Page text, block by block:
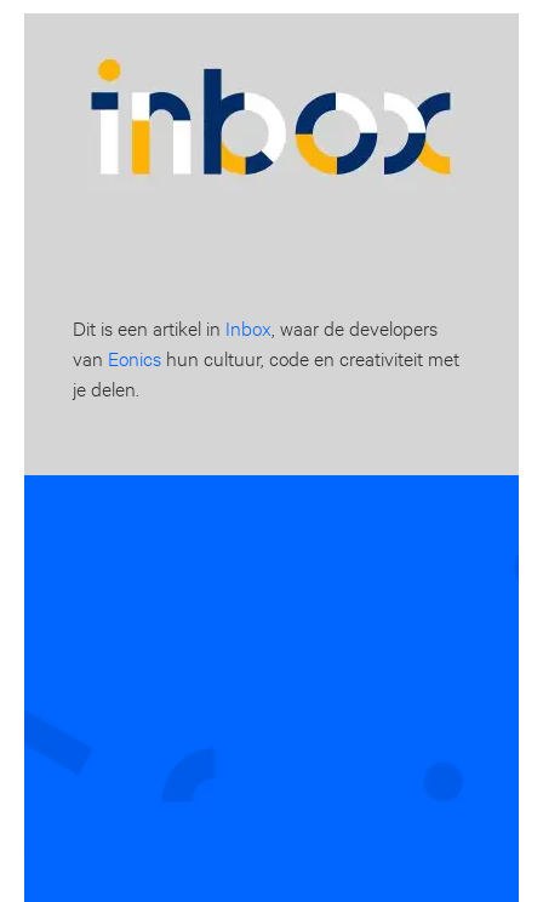
Dit is een artikel in Inbox , waar de developers
van Eonics hun cultuur, code en creativiteit met
je delen.